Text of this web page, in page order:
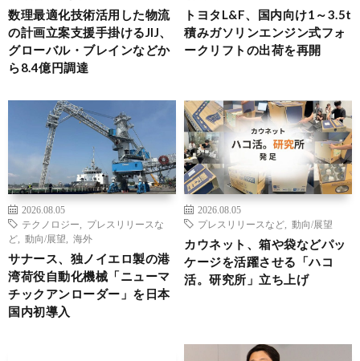
数理最適化技術活用した物流
の計画立案支援手掛けるJIJ、
グローバル・ブレインなどか
ら8.4億円調達
トヨタL&F、国内向け1～3.5t
積みガソリンエンジン式フォ
ークリフトの出荷を再開
2026.08.05
テクノロジー
プレスリリースな
ど
動向/展望 海外
サナース、独ノイエロ製の港
湾荷役自動化機械「ニューマ
チックアンローダー」を日本
国内初導入
2026.08.05
プレスリリースなど
動向/展望
カウネット、箱や袋などパッ
ケージを活躍させる「ハコ
活。研究所」立ち上げ